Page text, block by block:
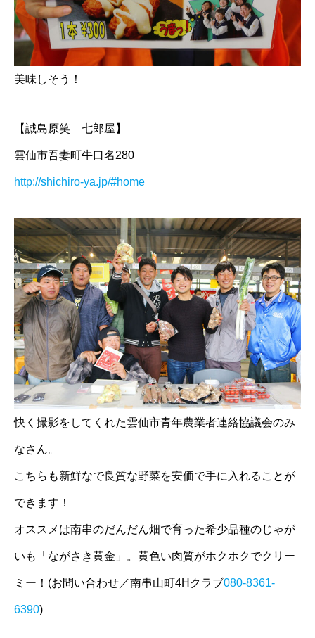
美味しそう！
【誠島原笑 七郎屋】
雲仙市吾妻町牛口名280
http://shichiro-ya.jp/#home
快く撮影をしてくれた雲仙市青年農業者連絡協議会のみ
なさん。
こちらも新鮮なで良質な野菜を安価で手に入れることが
できます！
オススメは南串のだんだん畑で育った希少品種のじゃが
いも「ながさき黄金」。黄色い肉質がホクホクでクリー
ミー！(お問い合わせ／南串山町4Hクラブ080-8361-
6390)